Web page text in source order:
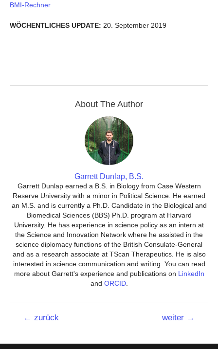
BMI-Rechner
WÖCHENTLICHES UPDATE: 20. September 2019
About The Author
Garrett Dunlap, B.S.
Garrett Dunlap earned a B.S. in Biology from Case Western
Reserve University with a minor in Political Science. He earned
an M.S. and is currently a Ph.D. Candidate in the Biological and
Biomedical Sciences (BBS) Ph.D. program at Harvard
University. He has experience in science policy as an intern at
the Science and Innovation Network where he assisted in the
science diplomacy functions of the British Consulate-General
and as a research associate at TScan Therapeutics. He is also
interested in science communication and writing. You can read
more about Garrett's experience and publications on LinkedIn
and ORCID.
Beitrags-
← zurück weiter →